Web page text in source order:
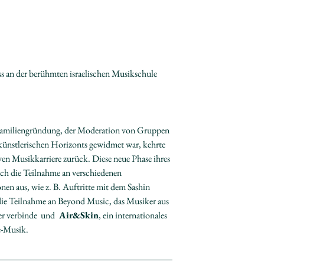
an der berühmten israelischen Musikschule
der Moderation von Gruppen
Horizonts gewidmet war, kehrte
Musikkarriere zurück. Diese neue Phase ihres
die Teilnahme an verschiedenen
aus, wie z. B. Auftritte mit dem Sashin
Teilnahme an Beyond Music, das Musiker aus
verbinde  und Air&Skin, ein internationales
Musik.